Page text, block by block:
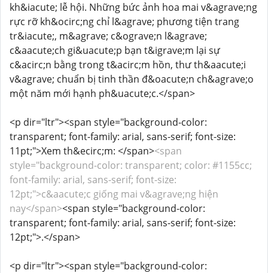
kh&iacute; lễ hội. Những bức ảnh hoa mai v&agrave;ng
rực rỡ kh&ocirc;ng chỉ l&agrave; phương tiện trang
tr&iacute;, m&agrave; c&ograve;n l&agrave;
c&aacute;ch gi&uacute;p bạn t&igrave;m lại sự
c&acirc;n bằng trong t&acirc;m hồn, thư th&aacute;i
v&agrave; chuẩn bị tinh thần đ&oacute;n ch&agrave;o
một năm mới hạnh ph&uacute;c.</span>
<p dir="ltr"><span style="background-color:
transparent; font-family: arial, sans-serif; font-size:
11pt;">Xem th&ecirc;m: </span><span
style="background-color: transparent; color: #1155cc;
font-family: arial, sans-serif; font-size:
12pt;">c&aacute;c giống mai v&agrave;ng hiện
nay</span><span style="background-color:
transparent; font-family: arial, sans-serif; font-size:
12pt;">.</span>
<p dir="ltr"><span style="background-color: